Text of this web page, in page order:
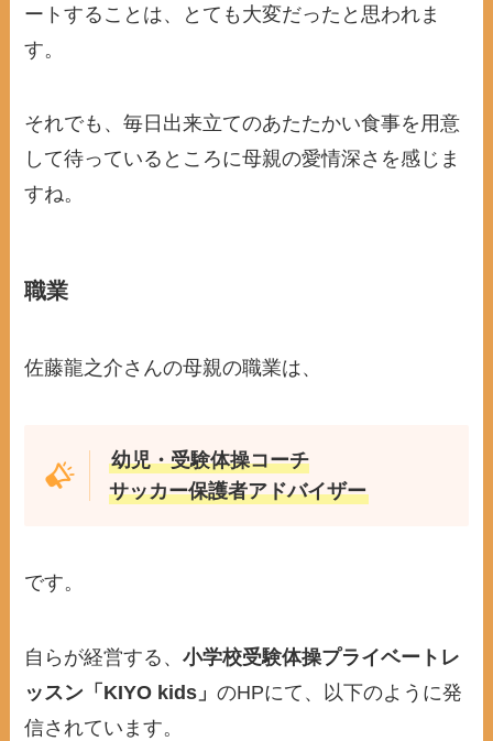
ートすることは、とても大変だったと思われま
す。
それでも、毎日出来立てのあたたかい食事を用意
して待っているところに母親の愛情深さを感じま
すね。
職業
佐藤龍之介さんの母親の職業は、
幼児・受験体操コーチ
サッカー保護者アドバイザー
です。
自らが経営する、小学校受験体操プライベートレ
ッスン「KIYO kids」のHPにて、以下のように発
信されています。